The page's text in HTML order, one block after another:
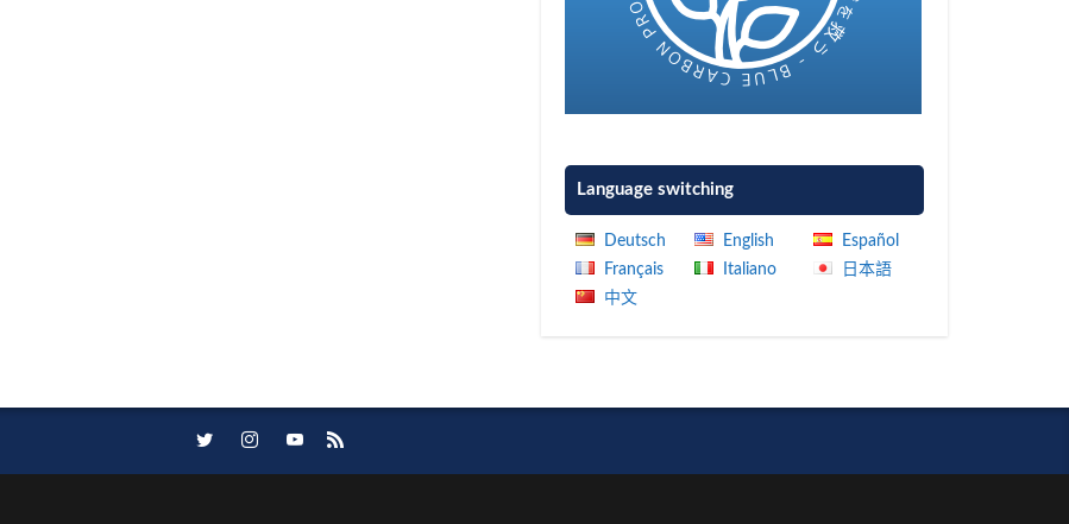
Language switching
Deutsch English
Español
Français
Italiano
日本語
中文